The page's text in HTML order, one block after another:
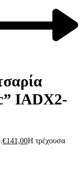
IADX2-
€141,00Η τρέχουσα